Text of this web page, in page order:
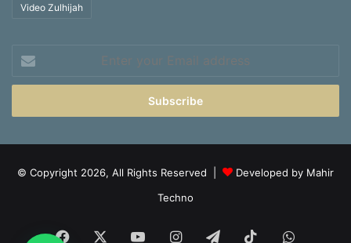
Video Zulhijah
your
Email
© Copyright 2026, All Rights Reserved |
Developed by Mahir
Techno
Facebook YouTubeInstagramTelegramTikTok